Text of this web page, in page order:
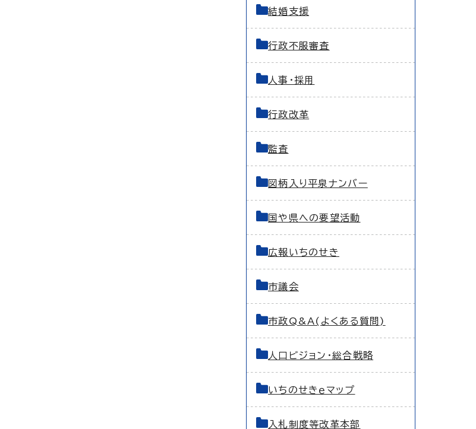
結婚支援
行政不服審査
人事・採用
行政改革
監査
図柄入り平泉ナンバー
国や県への要望活動
広報いちのせき
市議会
市政Q&A(よくある質問)
人口ビジョン・総合戦略
いちのせきｅマップ
入札制度等改革本部